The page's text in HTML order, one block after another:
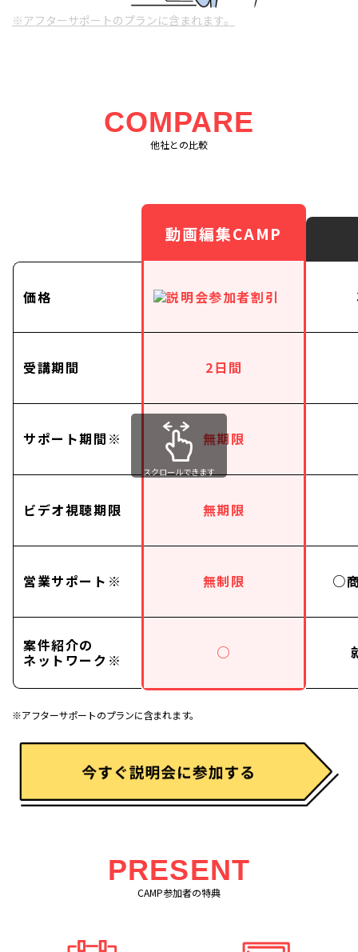
※アフターサポートのプランに含まれます。
COMPARE
他社との比較
価格
受講期間
サポート期間※
ビデオ視聴期限
営業サポート※
案件紹介の
ネットワーク※
動画編集CAMP
2日間
無期限
無期限
無制限
○
○
スクロールできます
※アフターサポートのプランに含まれます。
PRESENT
CAMP参加者の特典